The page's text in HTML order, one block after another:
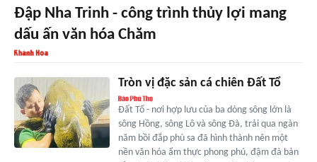
Đập Nha Trinh - công trình thủy lợi mang
dấu ấn văn hóa Chăm
Tròn vị đặc sản cá chiên Đất Tổ
Đất Tổ - nơi hợp lưu của ba dòng sông lớn là
sông Hồng, sông Lô và sông Đà, trải qua ngàn
năm bồi đắp phù sa đã hình thành nên một
nền văn hóa ẩm thực phong phú, đậm đà bản